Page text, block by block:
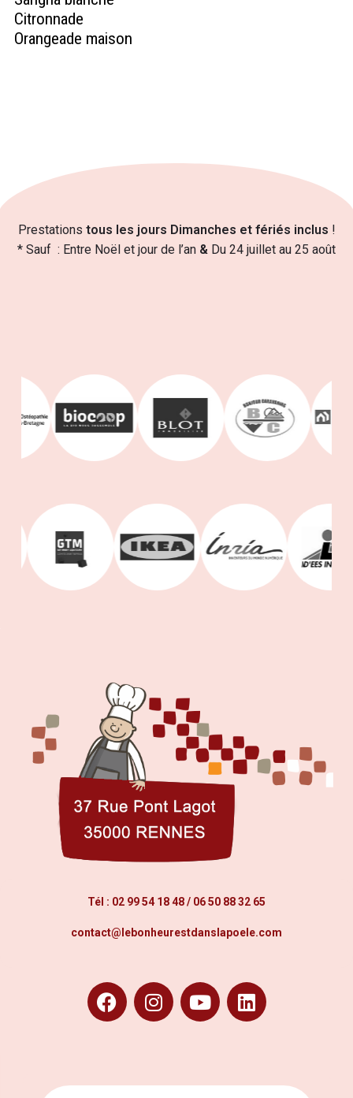
Citronnade
Orangeade maison
Prestations tous les jours Dimanches et fériés inclus !
* Sauf : Entre Noël et jour de l’an & Du 24 juillet au 25 août
Tél : 02 99 54 18 48/ 06 50 88 32 65
contact@lebonheurestdanslapoele.com